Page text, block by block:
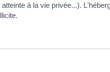
à la vie privée...).